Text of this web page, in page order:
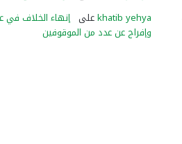
khatib yehyaعلى إنهاء الخلاف
وإفراج عن عدد من الموقوفين